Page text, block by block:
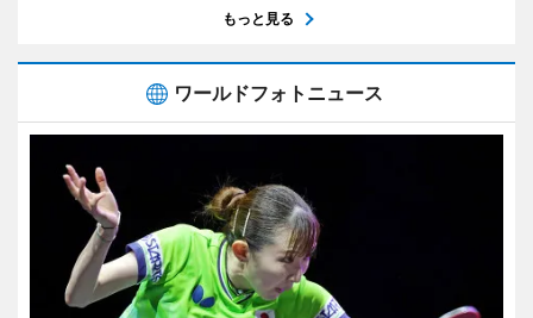
もっと見る
ワールドフォトニュース